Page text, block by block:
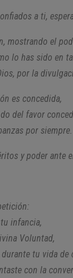
a ti,
mostrando el
lo has sido en
por la
es concedida,
del favor
por siempre.
y poder ante
infancia,
Voluntad,
tu vida de
con la